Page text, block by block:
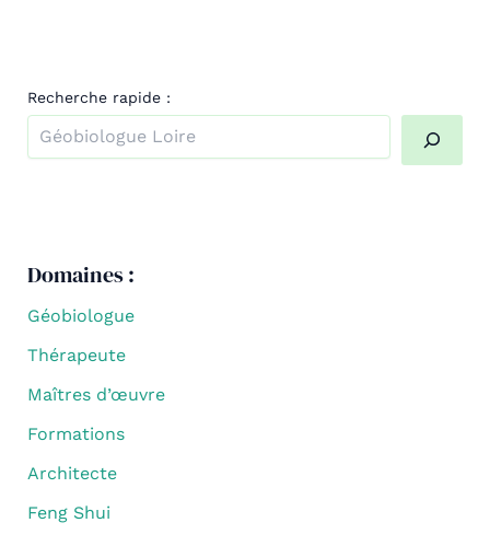
Recherche rapide :
Domaines :
Géobiologue
Thérapeute
Maîtres d’œuvre
Formations
Architecte
Feng Shui